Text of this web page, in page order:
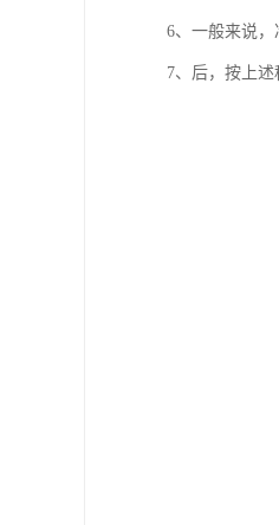
6、一般来说
7、后，按上述